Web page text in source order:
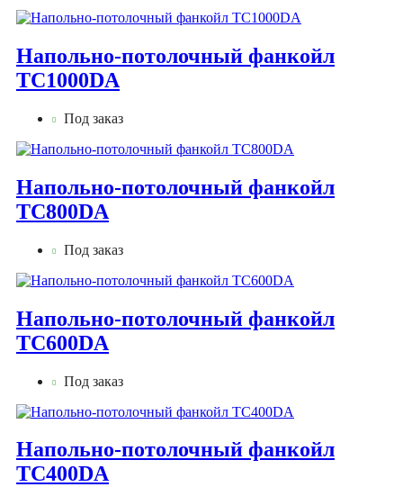
Напольно-потолочный фанкойл
TC1000DA
Под заказ
Напольно-потолочный фанкойл
TC800DA
Под заказ
Напольно-потолочный фанкойл
TC600DA
Под заказ
Напольно-потолочный фанкойл
TC400DA